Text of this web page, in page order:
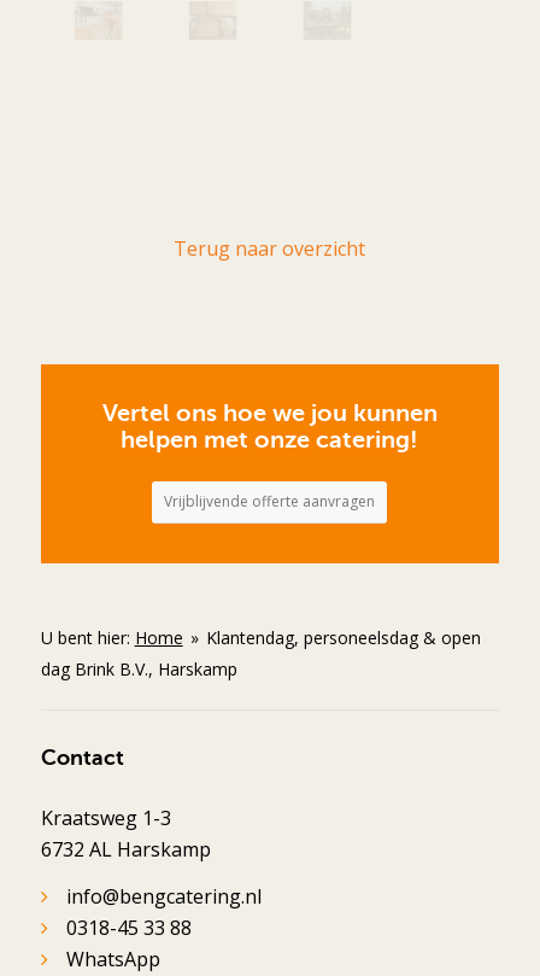
Terug naar overzicht
Vertel ons hoe we jou kunnen
helpen met onze catering!
Vrijblijvende offerte aanvragen
U bent hier: Home » Klantendag, personeelsdag & open
dag Brink B.V., Harskamp
Contact
Kraatsweg 1-3
6732 AL Harskamp
info@bengcatering.nl
0318-45 33 88
WhatsApp